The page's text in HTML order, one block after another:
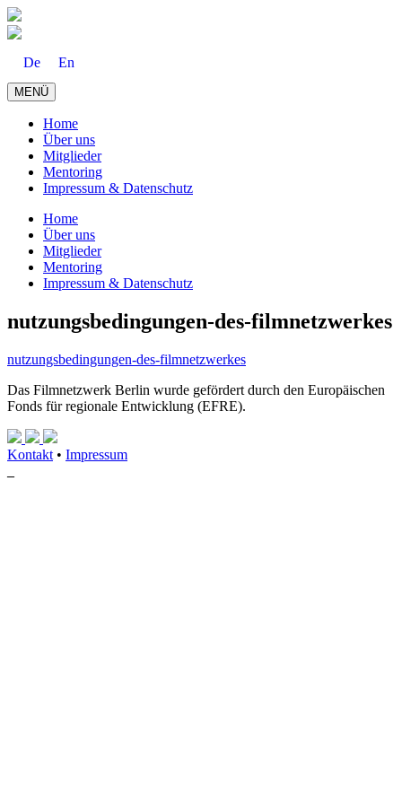
Zum
Inhalt
De
En
MENÜ
Home
Über uns
Mitglieder
Mentoring
Impressum & Datenschutz
Home
Über uns
Mitglieder
Mentoring
Impressum & Datenschutz
nutzungsbedingungen-des-filmnetzwerkes
nutzungsbedingungen-des-filmnetzwerkes
Das Filmnetzwerk Berlin wurde gefördert durch den Europäischen
Fonds für regionale Entwicklung (EFRE).
Kontakt • Impressum